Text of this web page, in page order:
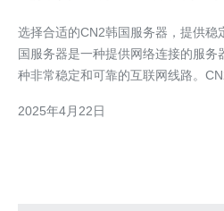
选择合适的CN2韩国服务器，提供稳定可
国服务器是一种提供网络连接的服
种非常稳定和可靠的互联网线路。
个优势： 稳定性：CN2线路具有高度稳定性，可以保证您的网络
2025年4月22日